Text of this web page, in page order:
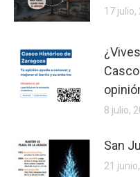
17 julio,
8 julio,
San
21